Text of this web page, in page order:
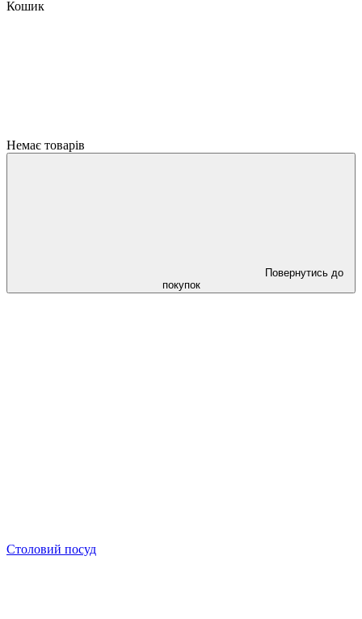
Кошик
Немає товарів
Повернутись до
покупок
Столовий посуд